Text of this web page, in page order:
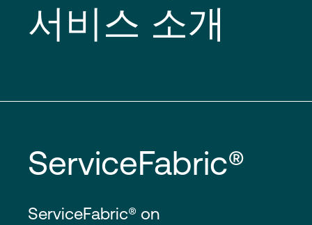
서비스 소개
ServiceFabric®
ServiceFabric® on